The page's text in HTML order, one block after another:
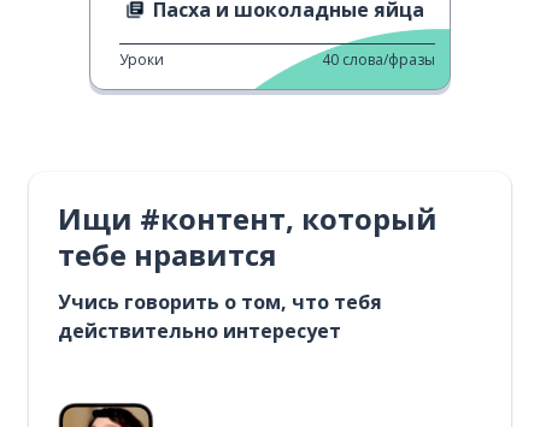
Пасха и шоколадные яйца
Уроки 40 слова/фразы
Ищи #контент, который
тебе нравится
Учись говорить о том, что тебя
действительно интересует